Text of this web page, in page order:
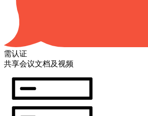
需认证
共享会议文档及视频